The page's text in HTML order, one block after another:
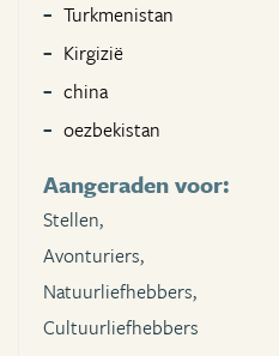
Turkmenistan
Kirgizië
china
oezbekistan
Aangeraden voor:
Stellen,
Avonturiers,
Natuurliefhebbers,
Cultuurliefhebbers